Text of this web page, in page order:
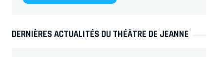
DERNIÈRES ACTUALITÉS DU THÉÂTRE DE JEANNE